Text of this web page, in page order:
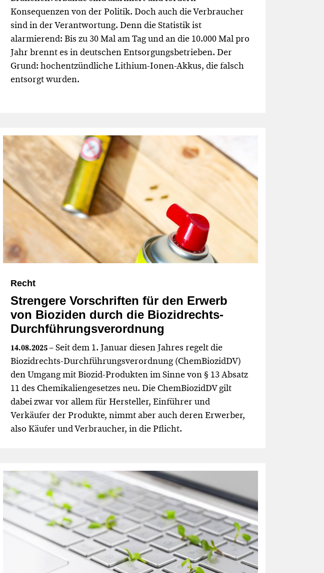
Konsequenzen von der Politik. Doch auch die Verbraucher
sind in der Verantwortung. Denn die Statistik ist
alarmierend: Bis zu 30 Mal am Tag und an die 10.000 Mal pro
Jahr brennt es in deutschen Entsorgungsbetrieben. Der
Grund: hochentzündliche Lithium-Ionen-Akkus, die falsch
entsorgt wurden.
Recht
Strengere Vorschriften für den Erwerb
von Bioziden durch die Biozidrechts-
Durchführungsverordnung
14.08.2025– Seit dem 1. Januar diesen Jahres regelt die
Biozidrechts-Durchführungsverordnung (ChemBiozidDV)
den Umgang mit Biozid-Produkten im Sinne von § 13 Absatz
11 des Chemikaliengesetzes neu. Die ChemBiozidDV gilt
dabei zwar vor allem für Hersteller, Einführer und
Verkäufer der Produkte, nimmt aber auch deren Erwerber,
also Käufer und Verbraucher, in die Pflicht.